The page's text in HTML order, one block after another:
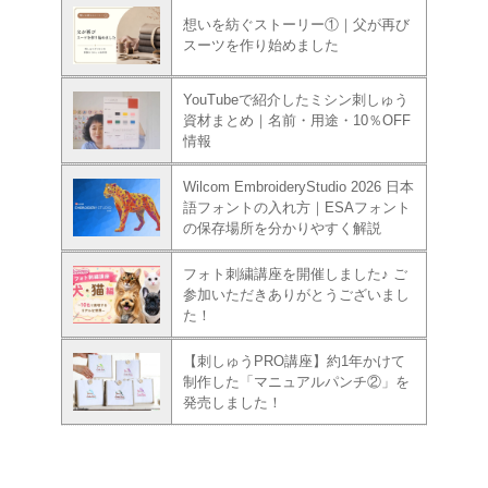
想いを紡ぐストーリー①｜父が再び
スーツを作り始めました
YouTubeで紹介したミシン刺しゅう
資材まとめ｜名前・用途・10％OFF
情報
Wilcom EmbroideryStudio 2026 日本
語フォントの入れ方｜ESAフォント
の保存場所を分かりやすく解説
フォト刺繍講座を開催しました♪ ご
参加いただきありがとうございまし
た！
【刺しゅうPRO講座】約1年かけて
制作した「マニュアルパンチ②」を
発売しました！